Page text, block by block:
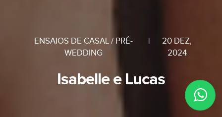
ENSAIOS DE CASAL / PRÉ-
WEDDING
|
20 DEZ,
2024
Isabelle e Lucas